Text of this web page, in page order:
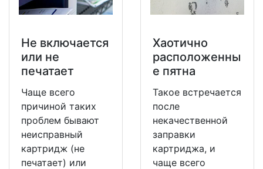
Не включается
или не
печатает
Чаще всего
причиной таких
проблем бывают
неисправный
картридж (не
печатает) или
Хаотично
расположенны
е пятна
Такое встречается
после
некачественной
заправки
картриджа, и
чаще всего